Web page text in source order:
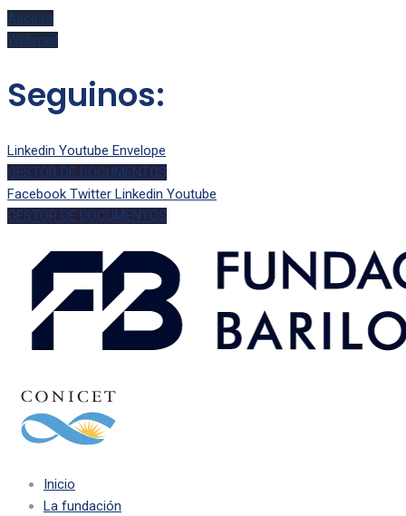
Acceso
Webmail
Seguinos:
Linkedin Youtube Envelope
GESTOR DE DOCUMENTOS
Facebook Twitter Linkedin Youtube
GESTOR DE DOCUMENTOS
Inicio
La fundación